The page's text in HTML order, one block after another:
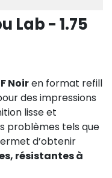
Lab - 1.75
Noiren format refill
des impressions
lisse et
problèmes tels que
d’obtenir
résistantes à